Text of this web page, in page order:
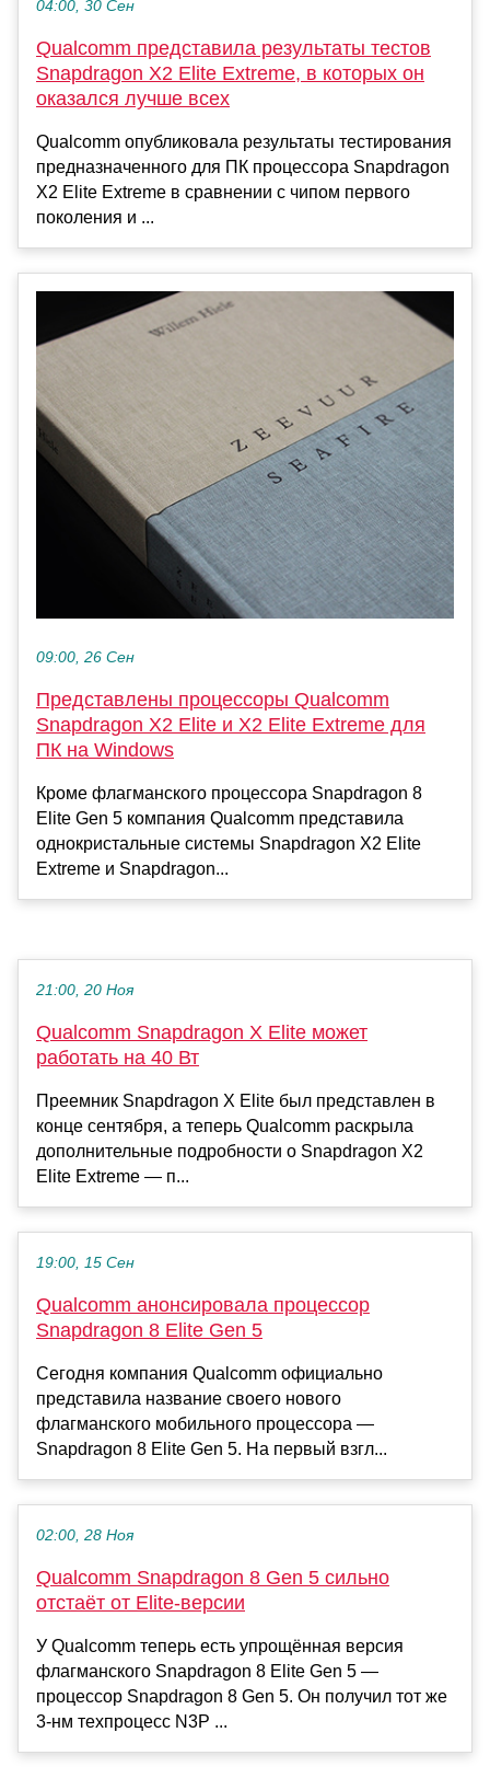
04:00, 30 Сен
Qualcomm представила результаты тестов
Snapdragon X2 Elite Extreme, в которых он
оказался лучше всех
Qualcomm опубликовала результаты тестирования
предназначенного для ПК процессора Snapdragon
X2 Elite Extreme в сравнении с чипом первого
поколения и ...
09:00, 26 Сен
Представлены процессоры Qualcomm
Snapdragon X2 Elite и X2 Elite Extreme для
ПК на Windows
Кроме флагманского процессора Snapdragon 8
Elite Gen 5 компания Qualcomm представила
однокристальные системы Snapdragon X2 Elite
Extreme и Snapdragon...
21:00, 20 Ноя
Qualcomm Snapdragon X Elite может
работать на 40 Вт
Преемник Snapdragon X Elite был представлен в
конце сентября, а теперь Qualcomm раскрыла
дополнительные подробности о Snapdragon X2
Elite Extreme — п...
19:00, 15 Сен
Qualcomm анонсировала процессор
Snapdragon 8 Elite Gen 5
Сегодня компания Qualcomm официально
представила название своего нового
флагманского мобильного процессора —
Snapdragon 8 Elite Gen 5. На первый взгл...
02:00, 28 Ноя
Qualcomm Snapdragon 8 Gen 5 сильно
отстаёт от Elite-версии
У Qualcomm теперь есть упрощённая версия
флагманского Snapdragon 8 Elite Gen 5 —
процессор Snapdragon 8 Gen 5. Он получил тот же
3-нм техпроцесс N3P ...